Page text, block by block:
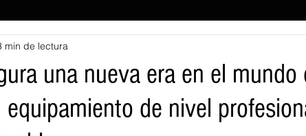
una nueva era en el mundo
de nivel
min de lectura